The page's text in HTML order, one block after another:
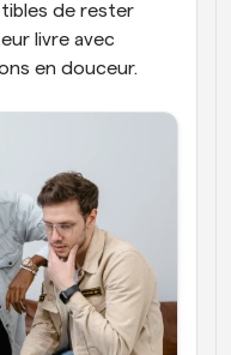
de rester
livre avec
en douceur.